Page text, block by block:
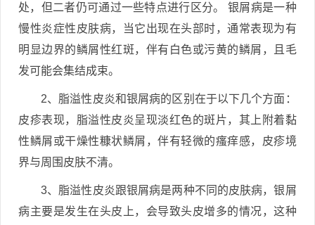
处，但二者仍可通过一些特点进行区分。 银屑病是一种
慢性炎症性皮肤病，当它出现在头部时，通常表现为有
明显边界的鳞屑性红斑，伴有白色或污黄的鳞屑，且毛
发可能会集结成束。
2、脂溢性皮炎和银屑病的区别在于以下几个方面：
皮疹表现，脂溢性皮炎呈现淡红色的斑片，其上附着黏
性鳞屑或干燥性糠状鳞屑，伴有轻微的瘙痒感，皮疹境
界与周围皮肤不清。
3、脂溢性皮炎跟银屑病是两种不同的皮肤病，银屑
病主要是发生在头皮上，会导致头皮增多的情况，这种